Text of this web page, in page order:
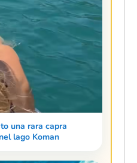
una rara capra
lago Koman